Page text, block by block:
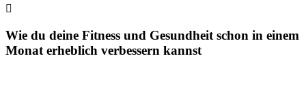
Wie du deine Fitness und Gesundheit schon in einem
Monat erheblich verbessern kannst